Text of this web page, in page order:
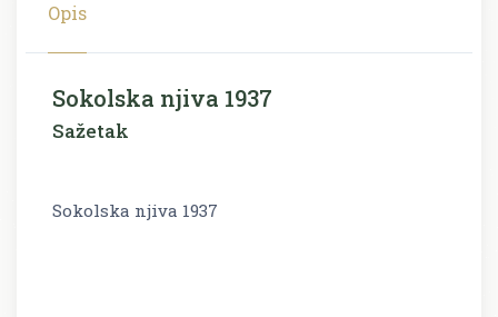
Opis
Sokolska njiva 1937
Sažetak
Sokolska njiva 1937